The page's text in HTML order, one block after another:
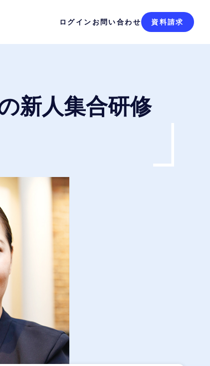
ログイン お問い合わせ 資料請求
新人集合研修